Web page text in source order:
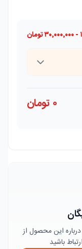
-۳۰٬۰۰۰٬۰۰۰تومان
۰ تومان
این محصول از
باشید